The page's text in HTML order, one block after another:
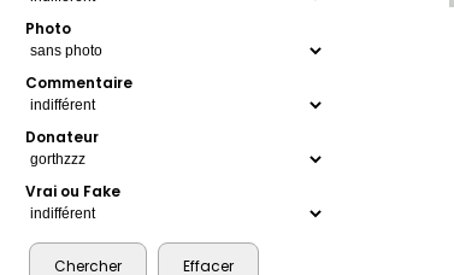
Photo
Commentaire
Donateur
Vrai ou Fake